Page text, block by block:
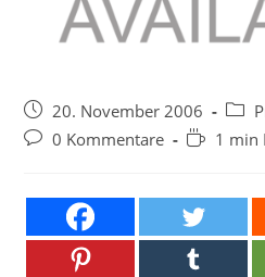
Beitrag
veröffentlicht:
20. November 2006
Beitrags-
0 Kommentare Lesedauer:
1 min